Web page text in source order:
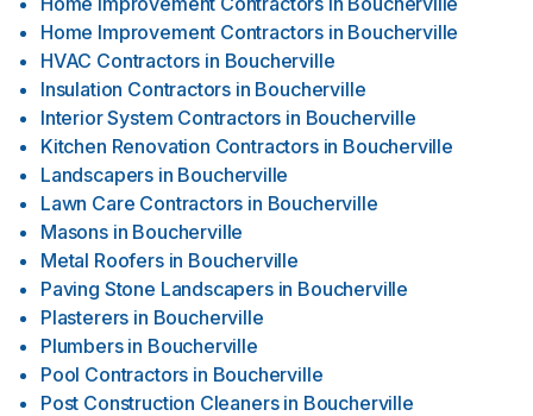
Home Improvement Contractors in Boucherville
HVAC Contractors in Boucherville
Insulation Contractors in Boucherville
Interior System Contractors in Boucherville
Kitchen Renovation Contractors in Boucherville
Landscapers in Boucherville
Lawn Care Contractors in Boucherville
Masons in Boucherville
Metal Roofers in Boucherville
Paving Stone Landscapers in Boucherville
Plasterers in Boucherville
Plumbers in Boucherville
Pool Contractors in Boucherville
Post Construction Cleaners in Boucherville